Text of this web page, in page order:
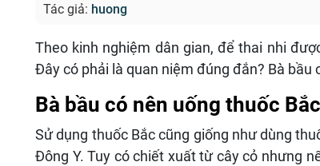
Tác giả: huong
Theo kinh nghiệm dân gian, để thai nhi
Đây có phải là quan niệm đúng đắn? Bà
Bà bầu có nên uống thuốc
Sử dụng thuốc Bắc cũng giống như dùng
Đông Y. Tuy có chiết xuất từ cây cỏ nhưng